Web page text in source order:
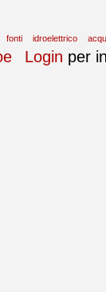
fonti idroelettrico
Login per